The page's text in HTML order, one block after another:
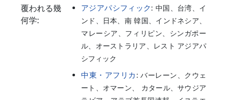
覆われる幾
何学:
アジアパシフィック: 中国、台湾、イ
ンド、日本、南 韓国、インドネシア、
マレーシア、フィリピン、シンガポー
ル、オーストラリア、レスト アジアパ
シフィック
中東・アフリカ : バーレーン、クウェ
ート、オマーン、 カタール、サウジア